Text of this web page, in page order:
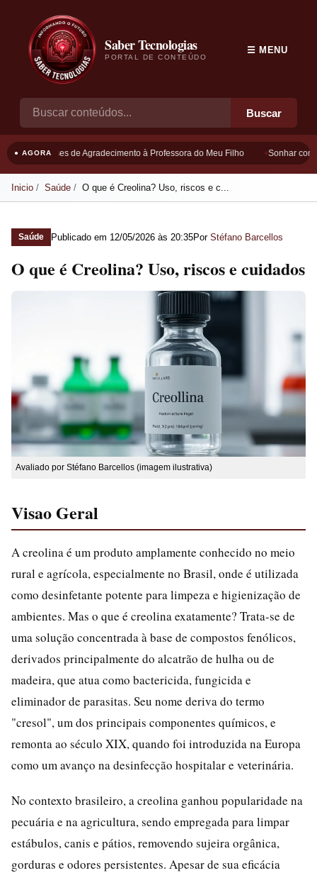
Saber Tecnologias
PORTAL DE CONTEÚDO
Buscar
☰ MENU
● AGORAFrases de Agradecimento à Professora do Meu Filho Sonhar com
Inicio Saúde O que é Creolina? Uso, riscos e c...
Saúde Publicado em 12/05/2026 às 20:35Por Stéfano Barcellos
O que é Creolina? Uso, riscos e cuidados
Avaliado por Stéfano Barcellos (imagem ilustrativa)
Visao Geral
A creolina é um produto amplamente conhecido no meio
rural e agrícola, especialmente no Brasil, onde é utilizada
como desinfetante potente para limpeza e higienização de
ambientes. Mas o que é creolina exatamente? Trata-se de
uma solução concentrada à base de compostos fenólicos,
derivados principalmente do alcatrão de hulha ou de
madeira, que atua como bactericida, fungicida e
eliminador de parasitas. Seu nome deriva do termo
"cresol", um dos principais componentes químicos, e
remonta ao século XIX, quando foi introduzida na Europa
como um avanço na desinfecção hospitalar e veterinária.
No contexto brasileiro, a creolina ganhou popularidade na
pecuária e na agricultura, sendo empregada para limpar
estábulos, canis e pátios, removendo sujeira orgânica,
gorduras e odores persistentes. Apesar de sua eficácia